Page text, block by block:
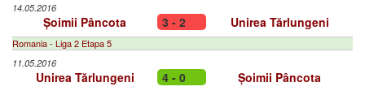
14.05.2016
Șoimii Pâncota 3 - 2 Unirea Tărlungeni
Romania - Liga 2 Etapa 5
11.05.2016
Unirea Tărlungeni 4 - 0 Șoimii Pâncota